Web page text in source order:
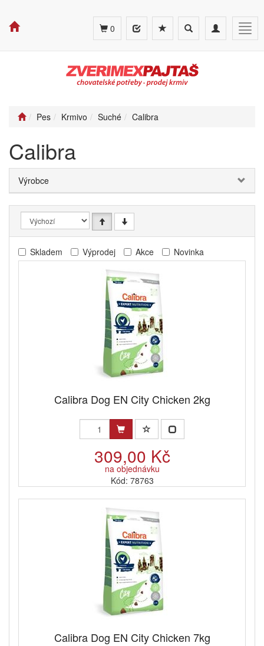
Toggle
navigation
Toggle
search
0
Pes Krmivo Suché Calibra
Calibra
Výrobce
Skladem Výprodej Akce Novinka
Calibra Dog EN City Chicken 2kg
309,00 Kč
na objednávku
Kód: 78763
Calibra Dog EN City Chicken 7kg